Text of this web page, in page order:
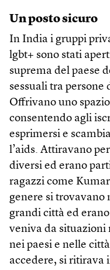
Un posto sicuro
In India i gruppi
lgbt+ sono stati
suprema del paese
sessuali tra persone
Offrivano uno
consentendo agli
esprimersi e
l’aids. Attiravano
diversi ed erano
ragazzi come
genere si
grandi città ed
veniva da situazioni
nei paesi e nelle
accedere, si ritirava